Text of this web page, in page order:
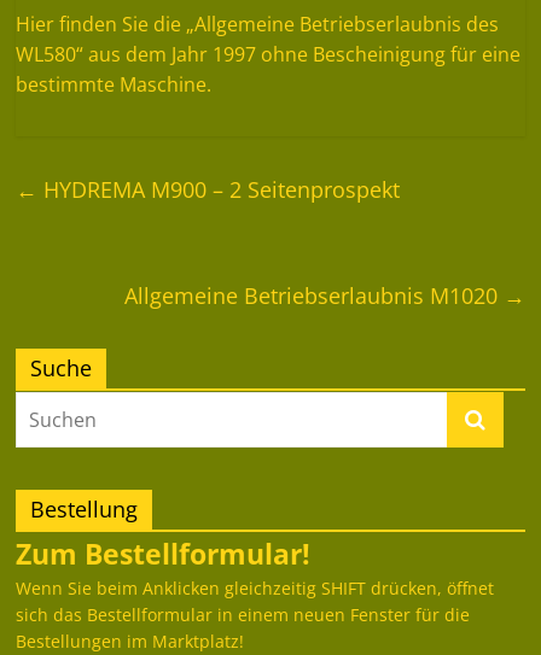
Hier finden Sie die „Allgemeine Betriebserlaubnis des
WL580“ aus dem Jahr 1997 ohne Bescheinigung für eine
bestimmte Maschine.
← HYDREMA M900 – 2 Seitenprospekt
Allgemeine Betriebserlaubnis M1020 →
Suche
Bestellung
Zum Bestellformular!
Wenn Sie beim Anklicken gleichzeitig SHIFT drücken, öffnet
sich das Bestellformular in einem neuen Fenster für die
Bestellungen im Marktplatz!